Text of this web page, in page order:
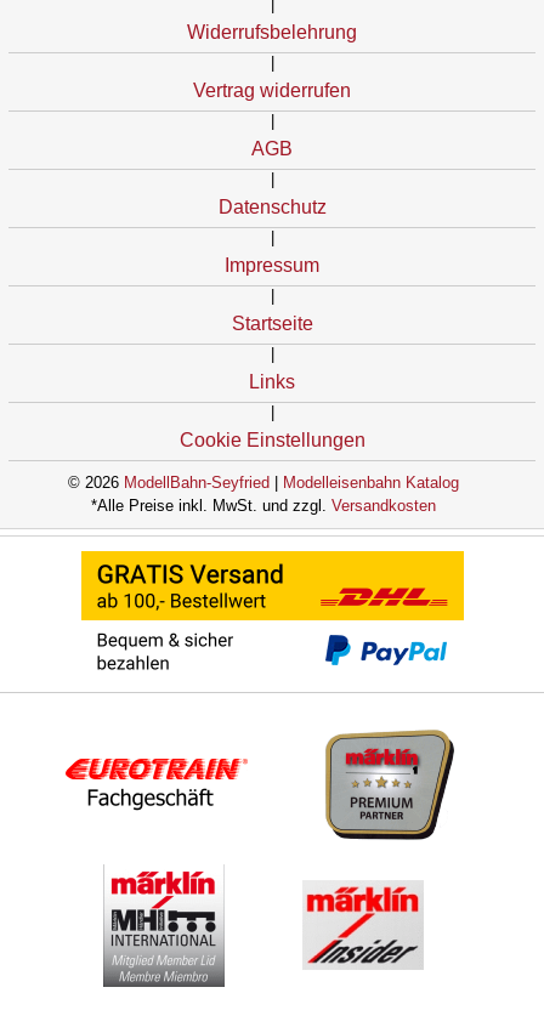
Widerrufsbelehrung
Vertrag widerrufen
AGB
Datenschutz
Impressum
Startseite
Links
Cookie Einstellungen
© 2026 ModellBahn-Seyfried
Modelleisenbahn Katalog
*Alle Preise inkl. MwSt. und zzgl. Versandkosten